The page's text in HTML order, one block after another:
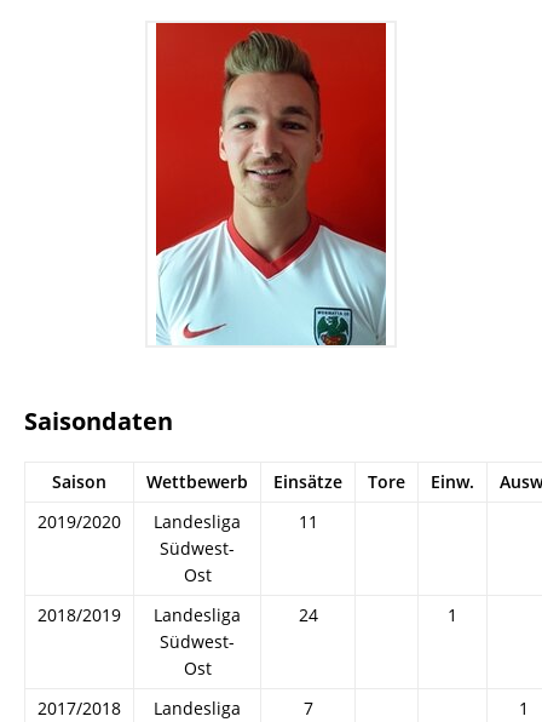
Saisondaten
Saison Wettbewerb Einsätze Tore Einw.
2019/2020
Landesliga
Südwest-
Ost
11
2018/2019
Landesliga
Südwest-
Ost
24 1
2017/2018
Landesliga
7 1